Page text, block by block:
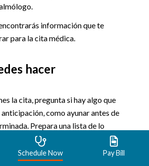
información que te
para la cita médica.
hacer
la cita, pregunta si hay algo que
como ayunar antes de
Prepara una lista de lo
aun aquellos que no parezcan
Schedule Now Pay Bill